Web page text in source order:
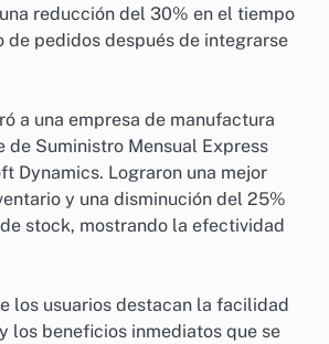
reducción del 30% en el tiempo
de pedidos después de integrarse
a una empresa de manufactura
de Suministro Mensual Express
Dynamics. Lograron una mejor
y una disminución del 25%
stock, mostrando la efectividad
los usuarios destacan la facilidad
los beneficios inmediatos que se